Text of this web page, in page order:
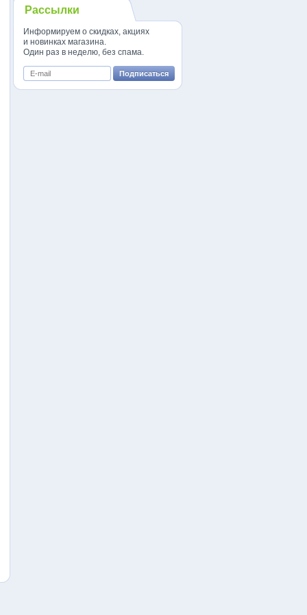
Рассылки
Информируем о скидках, акциях
и новинках магазина.
Один раз в неделю, без спама.